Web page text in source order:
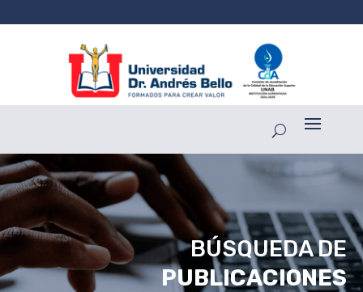
BÚSQUEDA DE
PUBLICACIONES